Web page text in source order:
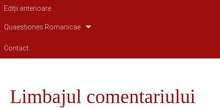
Ediții anterioare
Quaestiones Romanicae
Contact
Limbajul comentariului